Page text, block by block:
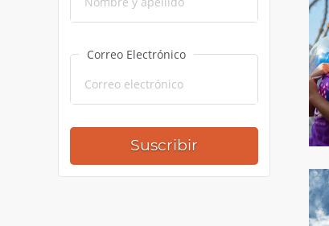
Correo Electrónico
Suscribir